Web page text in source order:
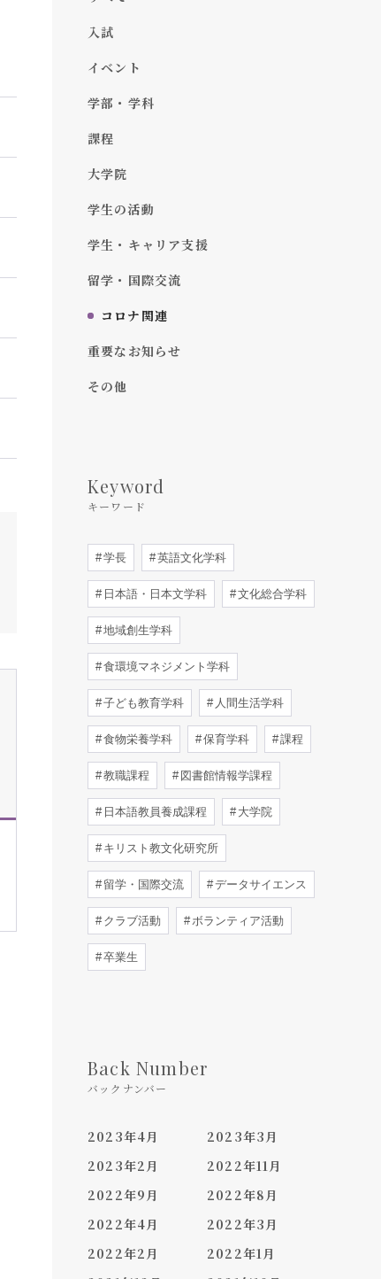
入試
イベント
学部・学科
課程
大学院
学生の活動
学生・キャリア支援
留学・国際交流
コロナ関連
重要なお知らせ
その他
Keyword
キーワード
学長 英語文化学科
日本語・日本文学科 文化総合学科
地域創生学科
食環境マネジメント学科
子ども教育学科 人間生活学科
食物栄養学科 保育学科 課程
教職課程 図書館情報学課程
日本語教員養成課程 大学院
キリスト教文化研究所
留学・国際交流 データサイエンス
クラブ活動 ボランティア活動
卒業生
Back Number
バックナンバー
2023年4月
2023年3月
2023年2月
2022年11月
2022年9月
2022年8月
2022年4月
2022年3月
2022年2月
2022年1月